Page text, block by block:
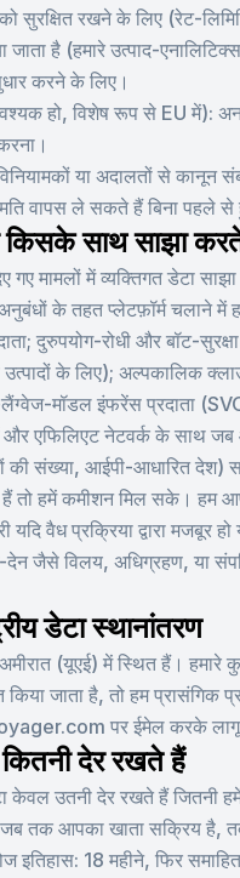
सुरक्षित रखने के लिए (रेट-
जाता है (हमारे उत्पाद-
करने के लिए।
हो, विशेष रूप से EU में):
या अदालतों से
वापस ले सकते हैं बिना पहले से
किसके साथ साझा
गए मामलों में व्यक्तिगत डेटा
के तहत प्लेटफ़ॉर्म चलाने में
दुरुपयोग-रोधी और बॉट-
उत्पादों के लिए); अल्पकालिक
मॉडल इंफरेंस प्रदाता
और एफिलिएट नेटवर्क के साथ
की संख्या, आईपी-आधारित
तो हमें कमीशन मिल सके। हम
यदि वैध प्रक्रिया द्वारा
देन जैसे विलय, अधिग्रहण, या
डेटा स्थानांतरण
(यूएई) में स्थित हैं। हमारे
किया जाता है, तो हम
पर ईमेल करके लागू
देर रखते हैं
केवल उतनी देर रखते हैं जितनी
जब तक आपका खाता सक्रिय है,
18 महीने, फिर समाहित